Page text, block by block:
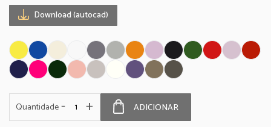
Download (autocad)
Quantidade- + ADICIONAR